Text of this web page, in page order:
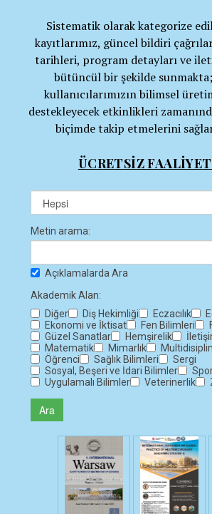
Sistematik olarak kategorize
kayıtlarımız, güncel bildiri
tarihleri, program detayları ve
bütüncül bir şekilde
kullanıcılarımızın bilimsel
destekleyecek etkinlikleri
biçimde takip etmelerini
ÜCRETSİZ
Metin arama:
Açıklamalarda Ara
Akademik Alan:
Diğer
Diş Hekimliği Eczacılık
Ekonomi ve İktisat
Fen Bilimleri
Güzel Sanatlar
Hemşirelik
Matematik
Mimarlık
Öğrenci
Sağlık Bilimleri
Sergi
Sosyal, Beşeri ve İdari Bilimler
Uygulamalı Bilimler
Veterinerlik
Ara